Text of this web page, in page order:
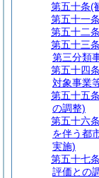
第五十条(
第五十一条
第五十二条
第五十三条
第三分類
第五十四条
対象事業
第五十五条
の調整)
第五十六条
を伴う都
実施)
第五十七条
評価との